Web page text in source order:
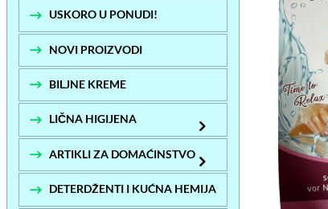
USKORO U PONUDI!
NOVI PROIZVODI
BILJNE KREME
LIČNA HIGIJENA
ARTIKLI ZA DOMAĆINSTVO
DETERDŽENTI I KUĆNA HEMIJA